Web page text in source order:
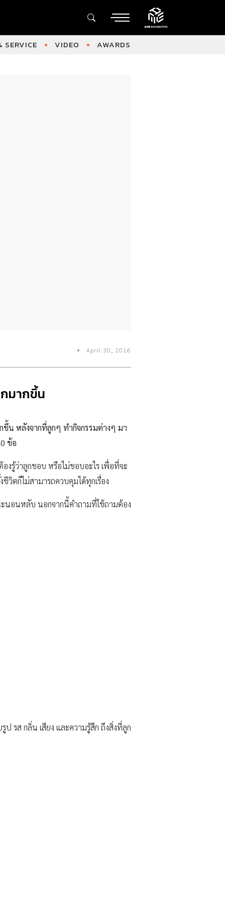
SERVICE VIDEO AWARDS
April 30, 2016
มากขึ้น
น หลังจากที่ลูกๆ ทำกิจกรรมต่างๆ มา
ข้อ
รู้ว่าลูกชอบ หรือไม่ชอบอะไร เพื่อที่จะ
วิตก็ไม่สามารถควบคุมได้ทุกเรื่อง
นอนหลับ นอกจากนี้คำถามที่ใช้ถามต้อง
รส กลิ่น เสียง และความรู้สึก ถึงสิ่งที่ลูก